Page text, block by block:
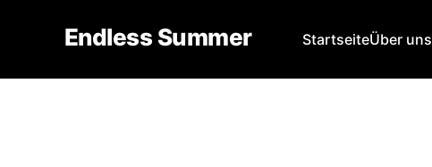
Endless Summer StartseiteÜber uns